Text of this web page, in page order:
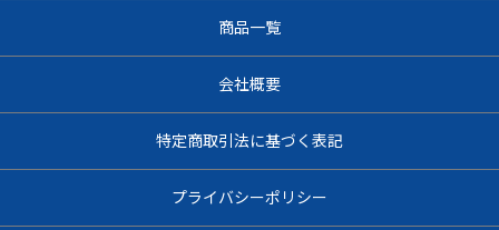
商品一覧
会社概要
特定商取引法に基づく表記
プライバシーポリシー